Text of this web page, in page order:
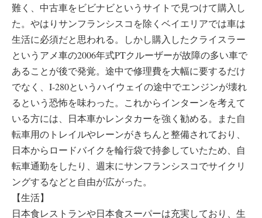
難く、中古車をビビナビというサイトで見つけて購入し
た。やはりサンフランシスコを除くベイエリアでは車は
生活に必須だと思われる。しかし購入したクライスラー
というアメ車の2006年式PTクルーザーが故障の多い車で
あることが後で発覚。途中で修理費を大幅に要するだけ
でなく、I-280というハイウェイの途中でエンジンが壊れ
るという恐怖を味わった。これからインターンを考えて
いる方には、日本車かレンタカーを強く勧める。また自
転車用のトレイルやレーンがきちんと整備されており、
日本からロードバイクを輪行袋で持参していたため、自
転車通勤をしたり、週末にサンフランシスコでサイクリ
ングするなどと自由が広がった。
【生活】
日本食レストランや日本食スーパーは充実しており、生